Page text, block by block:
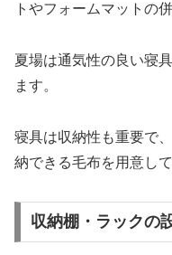
トやフォームマットの
夏場は通気性の良い寝
ます。
寝具は収納性も重要で
納できる毛布を用意し
収納棚・ラックの